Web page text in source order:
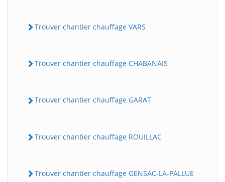
Trouver chantier chauffage VARS
Trouver chantier chauffage CHABANAIS
Trouver chantier chauffage GARAT
Trouver chantier chauffage ROUILLAC
Trouver chantier chauffage GENSAC-LA-PALLUE